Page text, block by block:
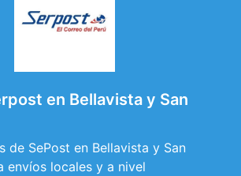
en Bellavista y San
de SePost en Bellavista y San
envíos locales y a nivel